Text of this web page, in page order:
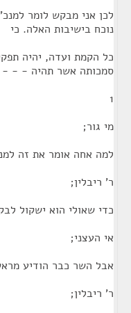
לכן אני מבקש לומר
נוכח בישיבות האלה. כי
כל הקמת ועדה, יהיה
סמכותה אשר תהיה - - -
1
מי גור;
למה אחה אומר את זה
ר' ריבלין;
כדי שאולי הוא ישקול
אי העצני;
אבל השר כבר הודיע
ר' ריבלין;